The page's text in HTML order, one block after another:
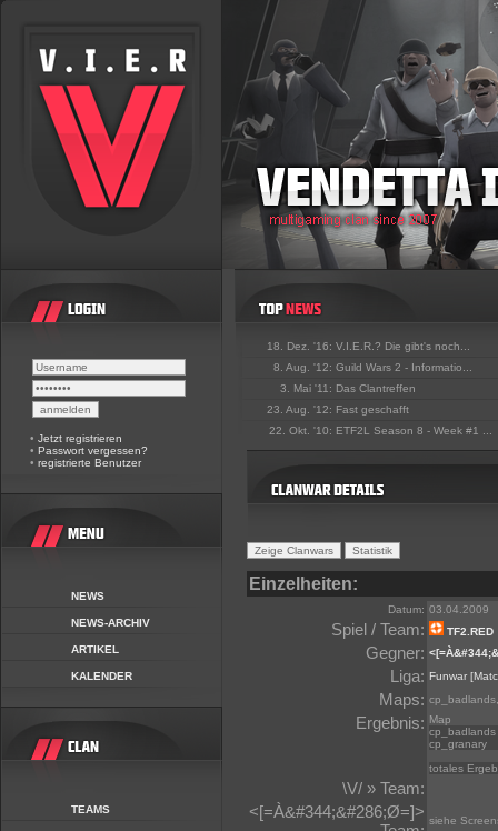
• Jetzt registrieren
• Passwort vergessen?
• registrierte Benutzer
NEWS
NEWS-ARCHIV
ARTIKEL
KALENDER
TEAMS
18. Dez. '16: V.I.E.R.? Die gibt's noch...
8. Aug. '12: Guild Wars 2 - Informatio...
3. Mai '11: Das Clantreffen
23. Aug. '12: Fast geschafft
22. Okt. '10: ETF2L Season 8 - Week #1 ...
Einzelheiten:
Datum: 03.04.2009
Spiel / Team: TF2.RED
Gegner:
Liga: Funwar
Maps:
Ergebnis: Map
cp_badlands
cp_granary
totales
\V/ » Team:
<[=À&#344;&#286;Ø=]> siehe